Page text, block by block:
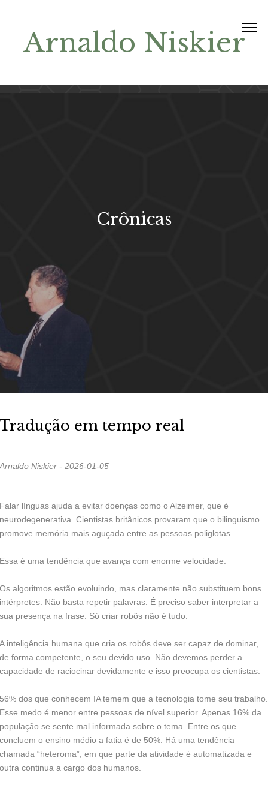
Arnaldo Niskier
Crônicas
Tradução em tempo real
Arnaldo Niskier - 2026-01-05
Falar línguas ajuda a evitar doenças como o Alzeimer, que é
neurodegenerativa. Cientistas britânicos provaram que o bilinguismo
promove memória mais aguçada entre as pessoas poliglotas.
Essa é uma tendência que avança com enorme velocidade.
Os algoritmos estão evoluindo, mas claramente não substituem bons
intérpretes. Não basta repetir palavras. É preciso saber interpretar a
sua presença na frase. Só criar robôs não é tudo.
A inteligência humana que cria os robôs deve ser capaz de dominar,
de forma competente, o seu devido uso. Não devemos perder a
capacidade de raciocinar devidamente e isso preocupa os cientistas.
56% dos que conhecem IA temem que a tecnologia tome seu trabalho.
Esse medo é menor entre pessoas de nível superior. Apenas 16% da
população se sente mal informada sobre o tema. Entre os que
concluem o ensino médio a fatia é de 50%. Há uma tendência
chamada “heteroma”, em que parte da atividade é automatizada e
outra continua a cargo dos humanos.